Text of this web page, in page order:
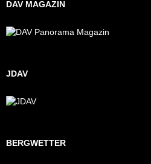
DAV MAGAZIN
JDAV
BERGWETTER